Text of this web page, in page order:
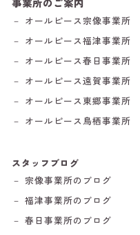
－ オールピース宗像事業所
－ オールピース福津事業所
－ オールピース春日事業所
－ オールピース遠賀事業所
－ オールピース東郷事業所
－ オールピース鳥栖事業所
スタッフブログ
－ 宗像事業所のブログ
－ 福津事業所のブログ
－ 春日事業所のブログ